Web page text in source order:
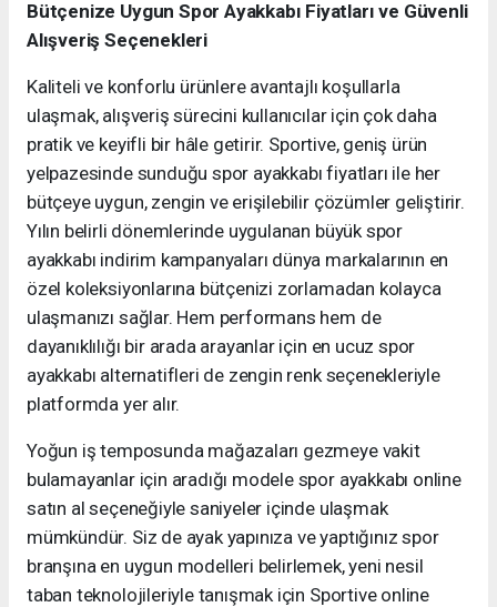
Bütçenize Uygun Spor Ayakkabı Fiyatları ve Güvenli
Alışveriş Seçenekleri
Kaliteli ve konforlu ürünlere avantajlı koşullarla
ulaşmak, alışveriş sürecini kullanıcılar için çok daha
pratik ve keyifli bir hâle getirir. Sportive, geniş ürün
yelpazesinde sunduğu spor ayakkabı fiyatları ile her
bütçeye uygun, zengin ve erişilebilir çözümler geliştirir.
Yılın belirli dönemlerinde uygulanan büyük spor
ayakkabı indirim kampanyaları dünya markalarının en
özel koleksiyonlarına bütçenizi zorlamadan kolayca
ulaşmanızı sağlar. Hem performans hem de
dayanıklılığı bir arada arayanlar için en ucuz spor
ayakkabı alternatifleri de zengin renk seçenekleriyle
platformda yer alır.
Yoğun iş temposunda mağazaları gezmeye vakit
bulamayanlar için aradığı modele spor ayakkabı online
satın al seçeneğiyle saniyeler içinde ulaşmak
mümkündür. Siz de ayak yapınıza ve yaptığınız spor
branşına en uygun modelleri belirlemek, yeni nesil
taban teknolojileriyle tanışmak için Sportive online